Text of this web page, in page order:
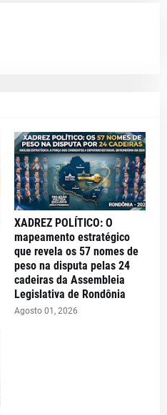
XADREZ POLÍTICO: O
mapeamento estratégico
que revela os 57 nomes de
peso na disputa pelas 24
cadeiras da Assembleia
Legislativa de Rondônia
Agosto 01, 2026